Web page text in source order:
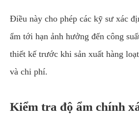
Điều này cho phép các kỹ sư xác
ẩm tới hạn ảnh hưởng đến công
thiết kế trước khi sản xuất hàng
và chi phí.
Kiểm tra độ ẩm chính